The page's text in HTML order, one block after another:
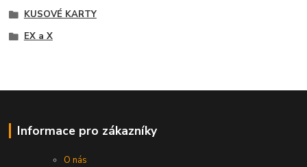
KUSOVÉ KARTY
EX a X
Informace pro zákazníky
O nás